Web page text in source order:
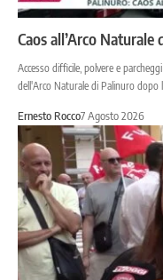
Caos all’Arco
Accesso difficile, polvere e
dell'Arco Naturale di Palinuro dopo
Ernesto Rocco7 Agosto 2026